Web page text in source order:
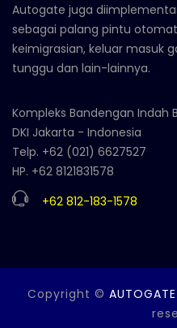
Autogate juga
sebagai palang pintu
keimigrasian, keluar masuk
tunggu dan lain-lainnya.
Kompleks Bandengan Indah
DKI Jakarta - Indonesia
Telp. +62 (021) 6627527
HP. +62 8121831578
+62 812-183-1578
Copyright ©